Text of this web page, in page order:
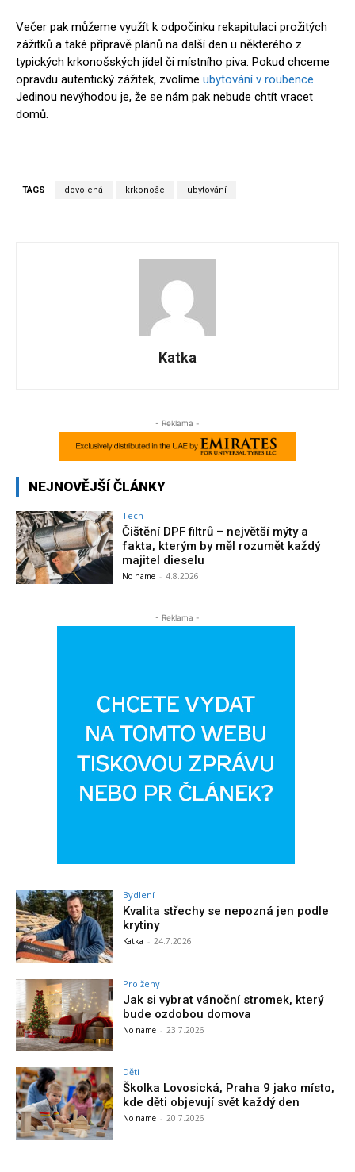
Večer pak můžeme využít k odpočinku rekapitulaci prožitých
zážitků a také přípravě plánů na další den u některého z
typických krkonošských jídel či místního piva. Pokud chceme
opravdu autentický zážitek, zvolíme ubytování v roubence.
Jedinou nevýhodou je, že se nám pak nebude chtít vracet
domů.
TAGS dovolená krkonoše ubytování
Katka
- Reklama -
NEJNOVĚJŠÍ ČLÁNKY
Tech
Čištění DPF filtrů – největší mýty a
fakta, kterým by měl rozumět každý
majitel dieselu
No name - 4.8.2026
- Reklama -
Bydlení
Kvalita střechy se nepozná jen podle
krytiny
Katka - 24.7.2026
Pro ženy
Jak si vybrat vánoční stromek, který
bude ozdobou domova
No name - 23.7.2026
Děti
Školka Lovosická, Praha 9 jako místo,
kde děti objevují svět každý den
No name - 20.7.2026